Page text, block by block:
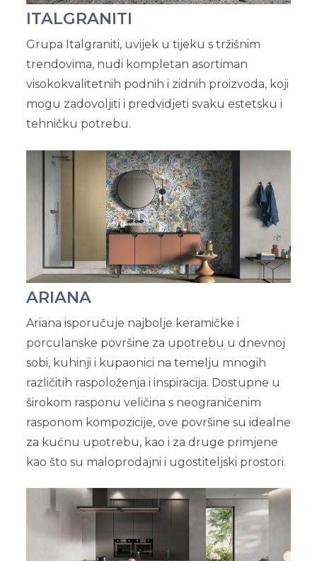
ITALGRANITI
Grupa Italgraniti, uvijek u tijeku s tržišnim
trendovima, nudi kompletan asortiman
visokokvalitetnih podnih i zidnih proizvoda, koji
mogu zadovoljiti i predvidjeti svaku estetsku i
tehničku potrebu.
ARIANA
Ariana isporučuje najbolje keramičke i
porculanske površine za upotrebu u dnevnoj
sobi, kuhinji i kupaonici na temelju mnogih
različitih raspoloženja i inspiracija. Dostupne u
širokom rasponu veličina s neograničenim
rasponom kompozicije, ove površine su idealne
za kućnu upotrebu, kao i za druge primjene
kao što su maloprodajni i ugostiteljski prostori.